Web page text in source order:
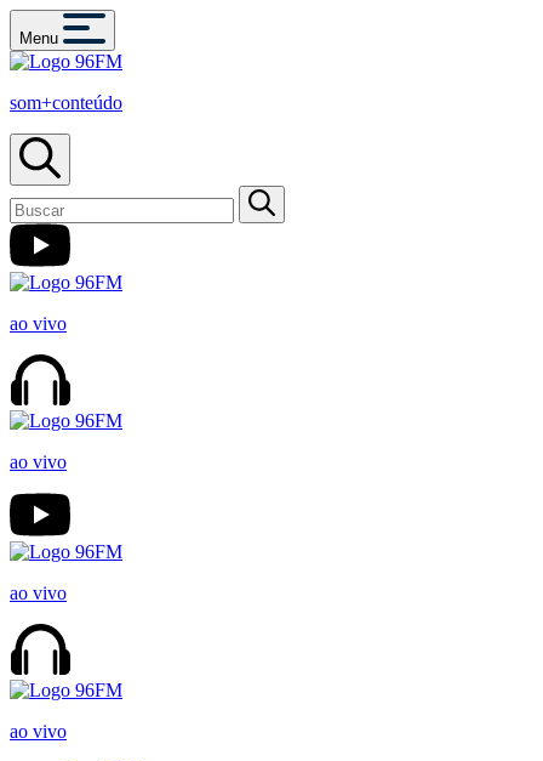
Menu
som+conteúdo
ao vivo
ao vivo
ao vivo
ao vivo